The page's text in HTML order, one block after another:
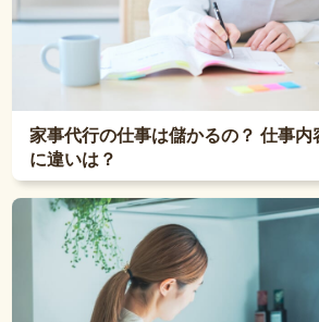
家事代行の仕事は儲かるの？ 仕事内
に違いは？